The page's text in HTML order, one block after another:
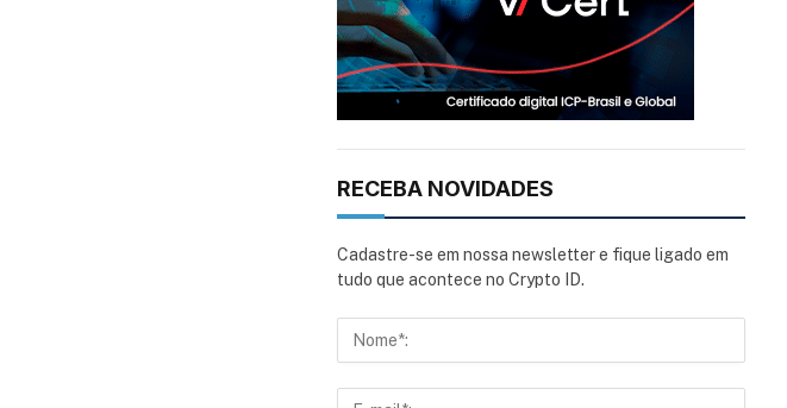
RECEBA NOVIDADES
Cadastre-se em nossa newsletter e fique ligado em
tudo que acontece no Crypto ID.